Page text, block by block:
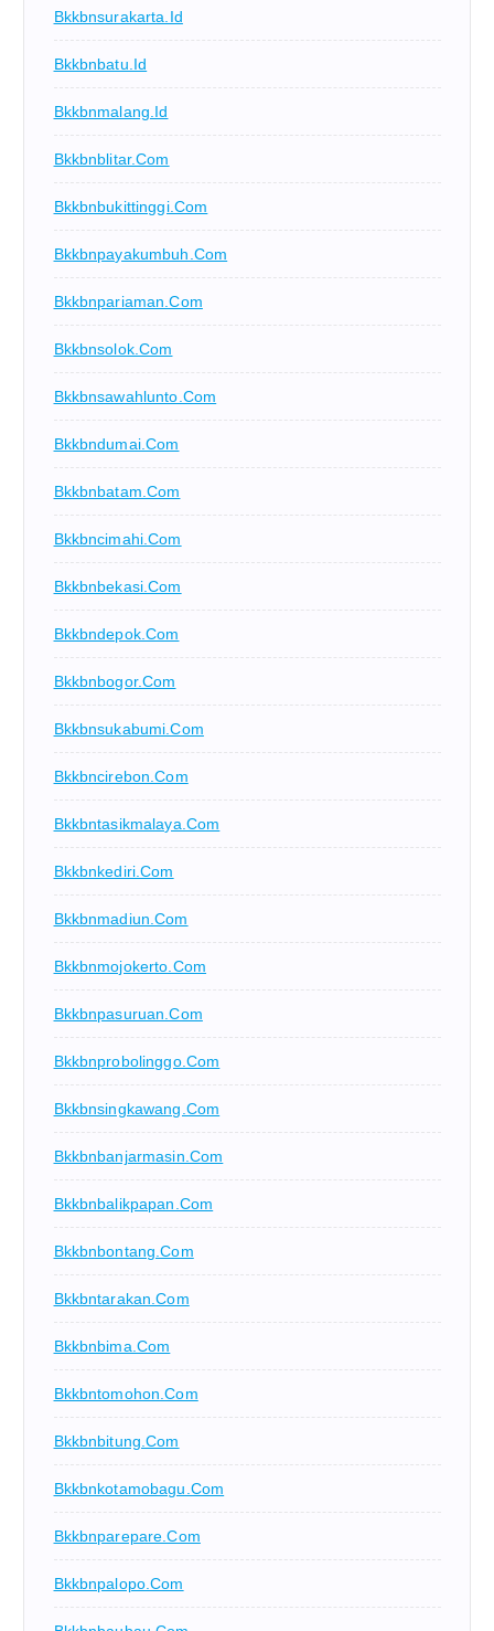
Bkkbnsurakarta.id
Bkkbnbatu.id
Bkkbnmalang.id
Bkkbnblitar.com
Bkkbnbukittinggi.com
Bkkbnpayakumbuh.com
Bkkbnpariaman.com
Bkkbnsolok.com
Bkkbnsawahlunto.com
Bkkbndumai.com
Bkkbnbatam.com
Bkkbncimahi.com
Bkkbnbekasi.com
Bkkbndepok.com
Bkkbnbogor.com
Bkkbnsukabumi.com
Bkkbncirebon.com
Bkkbntasikmalaya.com
Bkkbnkediri.com
Bkkbnmadiun.com
Bkkbnmojokerto.com
Bkkbnpasuruan.com
Bkkbnprobolinggo.com
Bkkbnsingkawang.com
Bkkbnbanjarmasin.com
Bkkbnbalikpapan.com
Bkkbnbontang.com
Bkkbntarakan.com
Bkkbnbima.com
Bkkbntomohon.com
Bkkbnbitung.com
Bkkbnkotamobagu.com
Bkkbnparepare.com
Bkkbnpalopo.com